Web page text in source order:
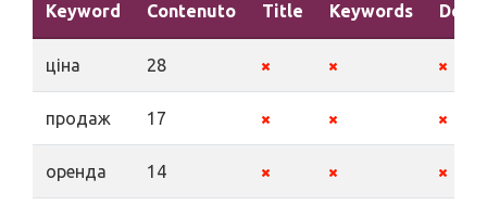
Keyword Contenuto Title Keywords
ціна 28
продаж 17
оренда 14